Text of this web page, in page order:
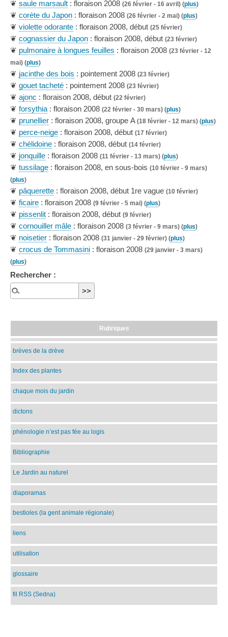
❦ saule marsault : floraison 2008 (26 février - 16 avril) (plus)
❦ corète du Japon : floraison 2008 (26 février - 2 mai) (plus)
❦ violette odorante : floraison 2008, début (25 février)
❦ cognassier du Japon : floraison 2008, début (23 février)
❦ pulmonaire à longues feuilles : floraison 2008 (23 février - 12
mai) (plus)
❦ jacinthe des bois : pointement 2008 (23 février)
❦ gouet tacheté : pointement 2008 (23 février)
❦ ajonc : floraison 2008, début (22 février)
❦ forsythia : floraison 2008 (22 février - 30 mars) (plus)
❦ prunellier : floraison 2008, groupe A (18 février - 12 mars) (plus)
❦ perce-neige : floraison 2008, début (17 février)
❦ chélidoine : floraison 2008, début (14 février)
❦ jonquille : floraison 2008 (11 février - 13 mars) (plus)
❦ tussilage : floraison 2008, en sous-bois (10 février - 9 mars)
(plus)
❦ pâquerette : floraison 2008, début 1re vague (10 février)
❦ ficaire : floraison 2008 (9 février - 5 mai) (plus)
❦ pissenlit : floraison 2008, début (9 février)
❦ cornouiller mâle : floraison 2008 (3 février - 9 mars) (plus)
❦ noisetier : floraison 2008 (31 janvier - 29 février) (plus)
❦ crocus de Tommasini : floraison 2008 (29 janvier - 3 mars)
(plus)
Rechercher :
Rubriques
brèves de la drève
Index des plantes
chaque mois du jardin
dictons
phénologie n’est pas fée au logis
Bibliographie
Le Jardin au naturel
diaporamas
bestioles (la gent animale régionale)
liens
utilisation
glossaire
fil RSS (Sedna)